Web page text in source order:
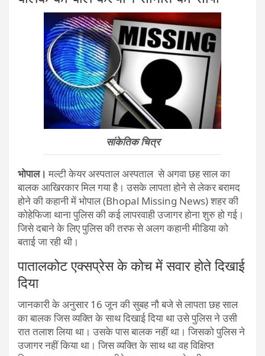
सांकेतिक चित्र
भोपाल। मल्टी केयर अस्पताल अस्पताल से अगवा छह साल का
बालक आखिरकार मिल गया है। उसके लापता होने से लेकर बरामद
होने की कहानी में भोपाल (Bhopal Missing News) शहर की
कोहेफिजा थाना पुलिस की कई लापरवाही उजागर होना शुरु हो गई।
जिसे दबाने के लिए पुलिस की तरफ से अलग कहानी मीडिया को
बताई जा रही थी।
पातालकोट एक्सप्रेस के कोच में सवार होते दिखाई
दिया
जानकारी के अनुसार 16 जून की सुबह नौ बजे से लापता छह साल
का बालक जिस व्यक्ति के साथ दिखाई दिया था उसे पुलिस ने उसी
रात तलाश लिया था। उसके पास बालक नहीं था। जिसको पुलिस ने
उजागर नहीं किया था। जिस व्यक्ति के साथ था वह विक्षिप्त